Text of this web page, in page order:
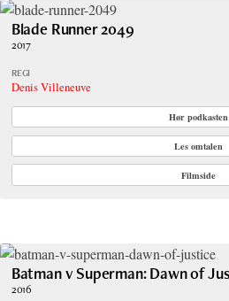
Blade Runner 2049
2017
REGI
Denis Villeneuve
Hør podkasten
Les omtalen
Filmside
Batman v Superman: Dawn of
2016